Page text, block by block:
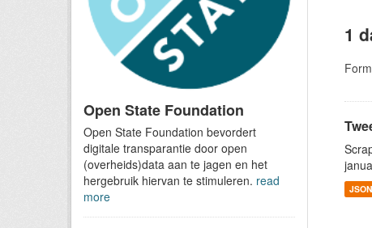
Open State Foundation
Open State Foundation bevordert
digitale transparantie door open
(overheids)data aan te jagen en het
hergebruik hiervan te stimuleren. read
more
1
JSON